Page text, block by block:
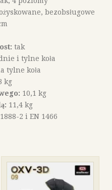
bezobsługowe
tak
i tylne koła
tylne koła
kg
10,1 kg
11,4 kg
2 i EN 1466